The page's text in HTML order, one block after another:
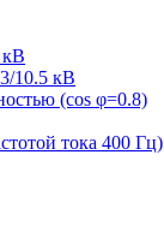
кВ
10.5 кВ
(cos φ=0.8)
тока 400 Гц)